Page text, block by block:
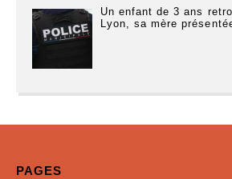
Un enfant de 3 ans
Lyon, sa mère
PAGES